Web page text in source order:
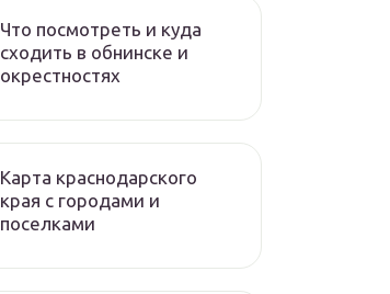
Что посмотреть и куда
сходить в обнинске и
окрестностях
Карта краснодарского
края с городами и
поселками